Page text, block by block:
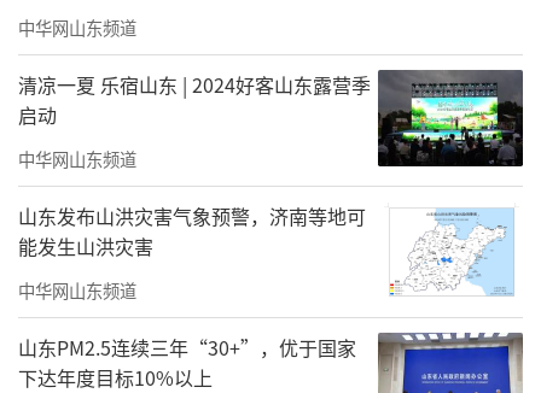
中华网山东频道
清凉一夏 乐宿山东 | 2024好客山东露营季
启动
中华网山东频道
山东发布山洪灾害气象预警，济南等地可
能发生山洪灾害
中华网山东频道
山东PM2.5连续三年“30+”，优于国家
下达年度目标10%以上